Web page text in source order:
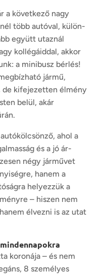
a következő nagy
több autóval, külön-
együtt utaznál
kollégáiddal, akkor
a minibusz bérlés!
jármű,
de kifejezetten élmény
belül, akár
ahol a
és a jó ár-
négy járművet
hanem a
helyezzük a
– hiszen nem
élvezni is az utat
koronája – és nem
8 személyes